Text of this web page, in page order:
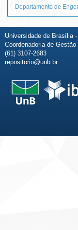
Departamento de
Universidade de Brasília
Coordenadoria de
(61) 3107-2683
repositorio@unb.br